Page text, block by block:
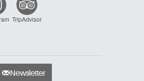
TripAdvisor
Newsletter